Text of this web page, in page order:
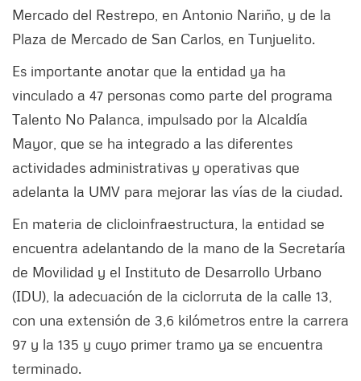
Mercado del Restrepo, en Antonio Nariño, y de la
Plaza de Mercado de San Carlos, en Tunjuelito.
Es importante anotar que la entidad ya ha
vinculado a 47 personas como parte del programa
Talento No Palanca, impulsado por la Alcaldía
Mayor, que se ha integrado a las diferentes
actividades administrativas y operativas que
adelanta la UMV para mejorar las vías de la ciudad.
En materia de clicloinfraestructura, la entidad se
encuentra adelantando de la mano de la Secretaría
de Movilidad y el Instituto de Desarrollo Urbano
(IDU), la adecuación de la ciclorruta de la calle 13,
con una extensión de 3,6 kilómetros entre la carrera
97 y la 135 y cuyo primer tramo ya se encuentra
terminado.